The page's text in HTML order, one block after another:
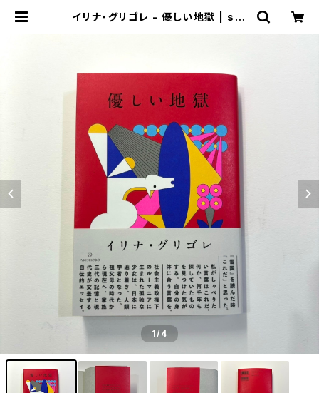
イリナ・グリゴレ - 優しい地獄 | sta
1/4